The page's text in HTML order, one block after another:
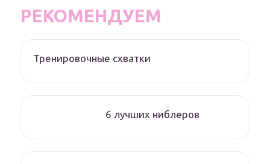
РЕКОМЕНДУЕМ
Тренировочные схватки
6 лучших ниблеров